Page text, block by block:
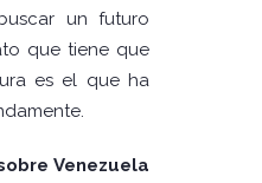
un futuro
que tiene que
es el que ha
Venezuela